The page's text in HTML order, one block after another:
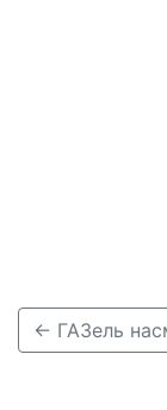
← ГАЗель